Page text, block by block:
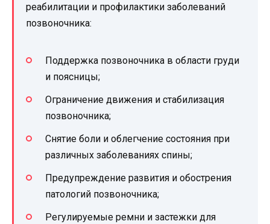
реабилитации и профилактики заболеваний
позвоночника:
Поддержка позвоночника в области груди
и поясницы;
Ограничение движения и стабилизация
позвоночника;
Снятие боли и облегчение состояния при
различных заболеваниях спины;
Предупреждение развития и обострения
патологий позвоночника;
Регулируемые ремни и застежки для